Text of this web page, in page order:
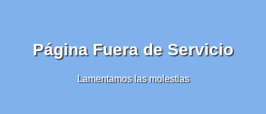
Página Fuera de Servicio
Lamentamos las molestias